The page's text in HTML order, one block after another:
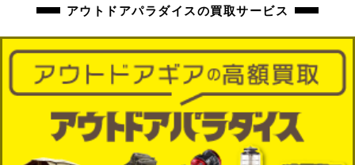
せていただきます。
商品管理コード
orb-2605270810-od-081570347
アウトドアパラダイスの買取サービス